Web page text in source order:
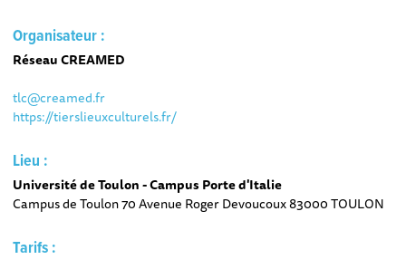
Organisateur :
Réseau CREAMED
tlc@creamed.fr
https://tierslieuxculturels.fr/
Lieu :
Université de Toulon - Campus Porte d'Italie
Campus de Toulon 70 Avenue Roger Devoucoux 83000 TOULON
Tarifs :